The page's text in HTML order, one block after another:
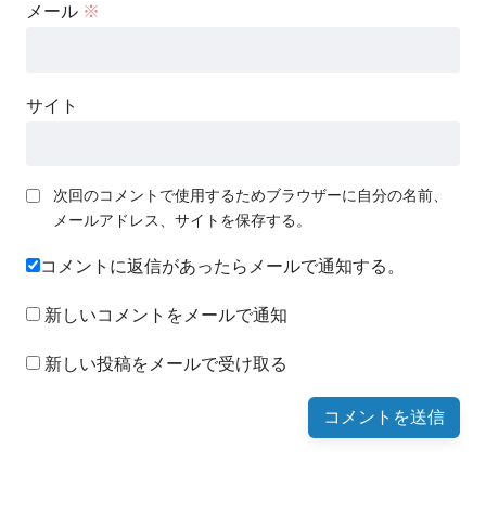
メール ※
サイト
次回のコメントで使用するためブラウザーに自分の名前、
メールアドレス、サイトを保存する。
コメントに返信があったらメールで通知する。
新しいコメントをメールで通知
新しい投稿をメールで受け取る